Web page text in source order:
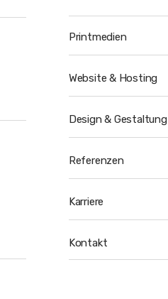
Printmedien
Website & Hosting
Design & Gestaltung
Referenzen
Karriere
Kontakt